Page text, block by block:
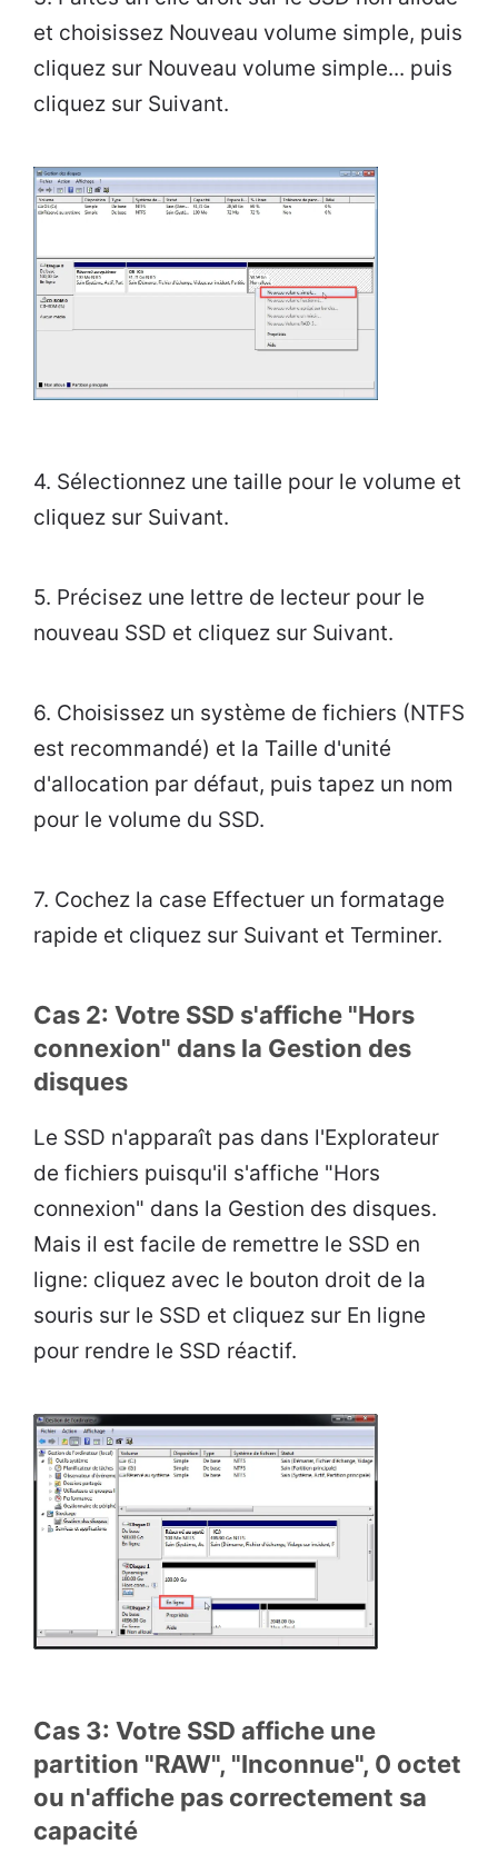
et choisissez Nouveau volume simple, puis
cliquez sur Nouveau volume simple... puis
cliquez sur Suivant.
4. Sélectionnez une taille pour le volume et
cliquez sur Suivant.
5. Précisez une lettre de lecteur pour le
nouveau SSD et cliquez sur Suivant.
6. Choisissez un système de fichiers (NTFS
est recommandé) et la Taille d'unité
d'allocation par défaut, puis tapez un nom
pour le volume du SSD.
7. Cochez la case Effectuer un formatage
rapide et cliquez sur Suivant et Terminer.
Cas 2: Votre SSD s'affiche "Hors
connexion" dans la Gestion des
disques
Le SSD n'apparaît pas dans l'Explorateur
de fichiers puisqu'il s'affiche "Hors
connexion" dans la Gestion des disques.
Mais il est facile de remettre le SSD en
ligne: cliquez avec le bouton droit de la
souris sur le SSD et cliquez sur En ligne
pour rendre le SSD réactif.
Cas 3: Votre SSD affiche une
partition "RAW", "Inconnue", 0 octet
ou n'affiche pas correctement sa
capacité